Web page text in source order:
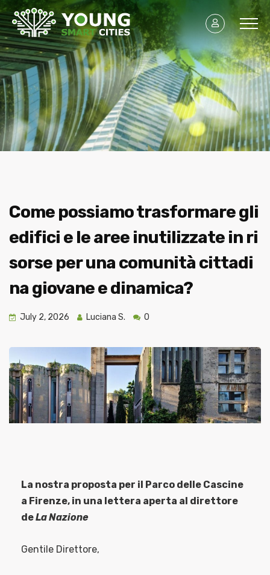
Come possiamo trasformare gli
edifici e le aree inutilizzate in ri
sorse per una comunità cittadi
na giovane e dinamica?
July 2, 2026 Luciana S. 0
La nostra proposta per il Parco delle Cascine
a Firenze, in una lettera aperta al direttore
deLa Nazione
Gentile Direttore,